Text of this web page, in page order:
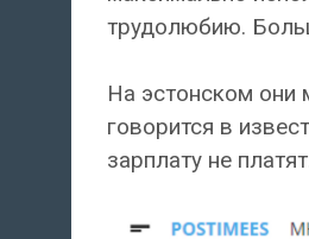
трудолюбию.
На эстонском они
говорится в
зарплату не